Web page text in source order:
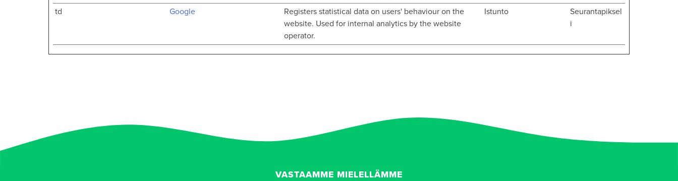
td Google
Registers statistical data on users' behaviour on the
website. Used for internal analytics by the website
operator.
Istunto
Seurantapiksel
i
VASTAAMME MIELELLÄMME